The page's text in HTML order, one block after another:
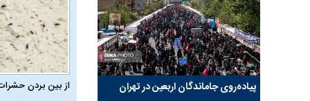
از بین بردن پیاده‌روی جاماندگان اربعین در تهران